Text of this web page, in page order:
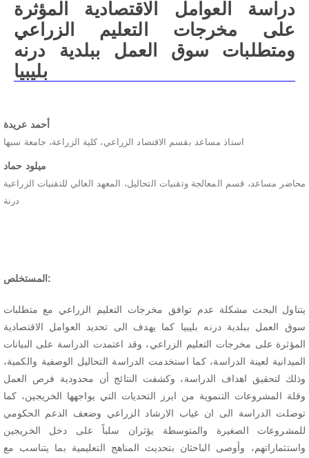
دراسة العوامل الاقتصادية المؤثرة
على مخرجات التعليم الزراعي
ومتطلبات سوق العمل ببلدية درنه
بليبيا
أحمد عريدة
استاذ مساعد بقسم الاقتصاد الزراعي، كلية الزراعة، جامعة سبها
ميلود حماد
محاضر مساعد، قسم المعالجة وتقنيات التحاليل، المعهد العالي للتقنيات الزراعية
درنة
المستخلص:
يتناول البحث مشكلة عدم توافق مخرجات التعليم الزراعي مع متطلبات
سوق العمل ببلدية درنه بليبيا كما يهدف الى تحديد العوامل الاقتصادية
المؤثرة على مخرجات التعليم الزراعي، وقد اعتمدت الدراسة على البيانات
الميدانية لعينة الدراسة، كما استخدمت الدراسة التحاليل الوصفية والكمية،
وذلك لتحقيق اهداف الدراسة، وكشفت النتائج أن محدودية فرص العمل
وقلة المشروعات التنموية من ابرز التحديات التي يواجهها الخريجين، كما
توصلت الدراسة الى ان غياب الارشاد الزراعي وضعف الدعم الحكومي
للمشروعات الصغيرة والمتوسطة يؤثران سلباً على دخل الخريجين
واستثماراتهم، وأوصى الباحثان بتحديث المناهج التعليمية بما يتناسب مع